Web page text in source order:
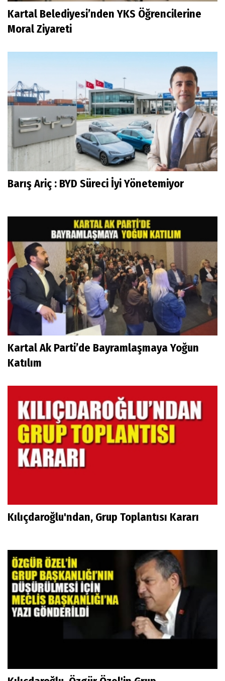
Kartal Belediyesi’nden YKS Öğrencilerine
Moral Ziyareti
Barış Ariç : BYD Süreci İyi Yönetemiyor
Kartal Ak Parti’de Bayramlaşmaya Yoğun
Katılım
Kılıçdaroğlu'ndan, Grup Toplantısı Kararı